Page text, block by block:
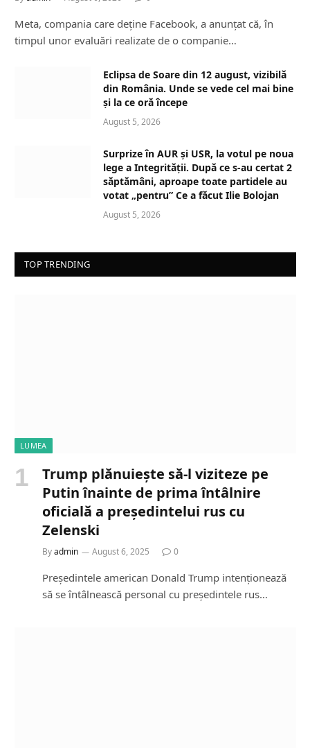
Meta, compania care deține Facebook, a anunțat că, în
timpul unor evaluări realizate de o companie…
Eclipsa de Soare din 12 august, vizibilă
din România. Unde se vede cel mai bine
și la ce oră începe
August 5, 2026
Surprize în AUR și USR, la votul pe noua
lege a Integrității. După ce s-au certat 2
săptămâni, aproape toate partidele au
votat „pentru” Ce a făcut Ilie Bolojan
August 5, 2026
TOP TRENDING
LUMEA
Trump plănuiește să-l viziteze pe
Putin înainte de prima întâlnire
oficială a președintelui rus cu
Zelenski
Byadmin August 6, 2025 0
Președintele american Donald Trump intenționează
să se întâlnească personal cu președintele rus…